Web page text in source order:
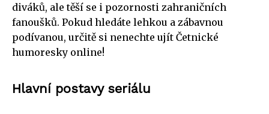
diváků, ale těší se i pozornosti zahraničních
fanoušků. Pokud hledáte lehkou a zábavnou
podívanou, určitě si nenechte ujít Četnické
humoresky online!
Hlavní postavy seriálu